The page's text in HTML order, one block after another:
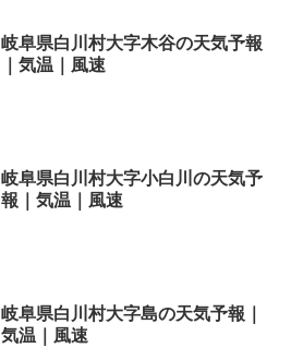
岐阜県白川村大字木谷の天気予報
｜気温｜風速
岐阜県白川村大字小白川の天気予
報｜気温｜風速
岐阜県白川村大字島の天気予報｜
気温｜風速